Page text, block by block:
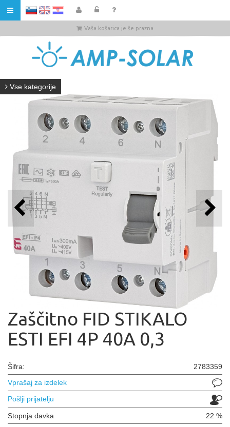
HR
Vaša košarica je še prazna
Vse kategorije
Zaščitno FID STIKALO
ESTI EFI 4P 40A 0,3
Šifra:
2783359
Vprašaj za izdelek
Pošlji prijatelju
Stopnja davka 22 %